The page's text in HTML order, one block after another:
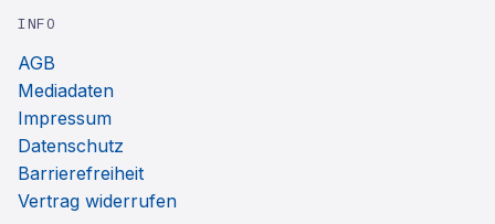
INFO
AGB
Mediadaten
Impressum
Datenschutz
Barrierefreiheit
Vertrag widerrufen